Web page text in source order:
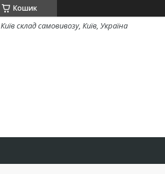
Кошик
склад самовивозу, Київ, Україна